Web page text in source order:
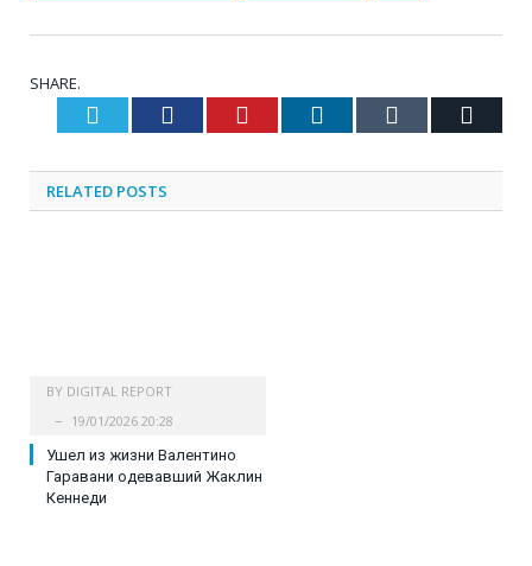
SHARE.
Twitter Facebook Pinterest LinkedIn Tumblr
RELATED POSTS
BY DIGITAL REPORT
19/01/2026 20:28
Ушел из жизни Валентино
Гаравани одевавший Жаклин
Кеннеди